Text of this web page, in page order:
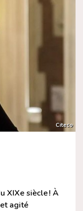
Citeco
XIXe siècle ! À
agité